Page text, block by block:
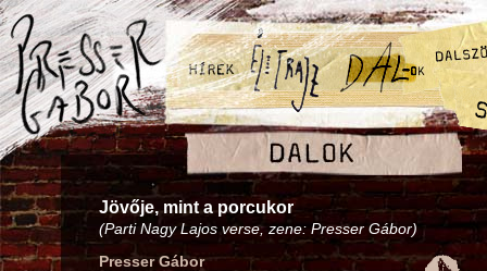
Jövője, mint a porcukor
(Parti Nagy Lajos verse, zene: Presser Gábor)
Presser Gábor